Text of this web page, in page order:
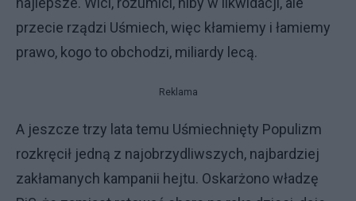
przecie rządzi Uśmiech, więc kłamiemy i łamiemy
prawo, kogo to obchodzi, miliardy lecą.
Reklama
A jeszcze trzy lata temu Uśmiechnięty Populizm
rozkręcił jedną z najobrzydliwszych, najbardziej
zakłamanych kampanii hejtu. Oskarżono władzę